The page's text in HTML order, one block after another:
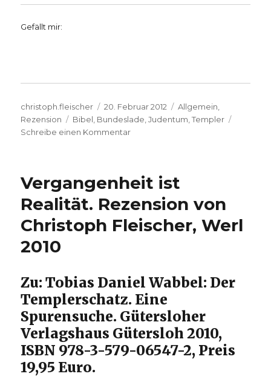
Gefällt mir:
Autor
christoph.fleischer
Veröffentlicht
am
20. Februar 2012 Kategorien
Allgemein
Rezension
Schlagwörter
Bibel Bundeslade ,Judentum ,Templer
Schreibe einen Kommentarzu
einer
Kathedrale
–
Rezension
von
2012
Vergangenheit ist
Realität. Rezension von
Christoph Fleischer, Werl
2010
Zu: Tobias Daniel Wabbel: Der
Templerschatz. Eine
Spurensuche. Gütersloher
Verlagshaus Gütersloh 2010,
ISBN 978-3-579-06547-2, Preis
19,95 Euro.